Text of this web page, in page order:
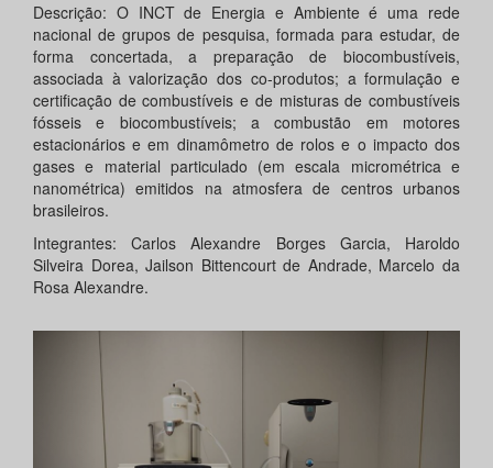
Descrição: O INCT de Energia e Ambiente é uma rede
nacional de grupos de pesquisa, formada para estudar, de
forma concertada, a preparação de biocombustíveis,
associada à valorização dos co-produtos; a formulação e
certificação de combustíveis e de misturas de combustíveis
fósseis e biocombustíveis; a combustão em motores
estacionários e em dinamômetro de rolos e o impacto dos
gases e material particulado (em escala micrométrica e
nanométrica) emitidos na atmosfera de centros urbanos
brasileiros.
Integrantes: Carlos Alexandre Borges Garcia, Haroldo
Silveira Dorea, Jailson Bittencourt de Andrade, Marcelo da
Rosa Alexandre.
Anterior